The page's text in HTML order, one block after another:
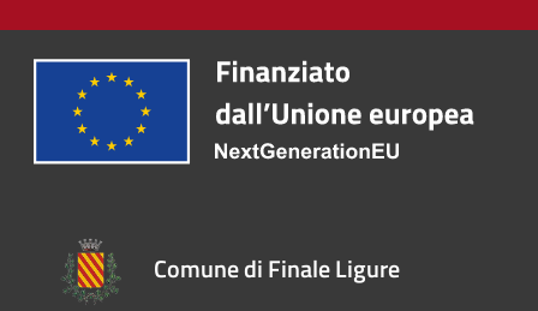
Comune di Finale Ligure